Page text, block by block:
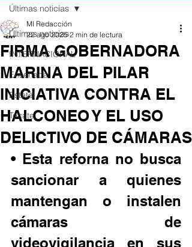
Últimas noticias
INTERNACIONAL
Ensenada
Estatal
Tecate
Últimas noticias
FIRMA GOBERNADORA
MARINA DEL PILAR
INICIATIVA CONTRA EL
HALCONEO Y EL USO
DELICTIVO DE CÁMARAS
MI Redacción
22 ago 2025 2 min de lectura
• Esta reforna no busca
sancionar a quienes
mantengan o instalen
cámaras de
videovigilancia en sus